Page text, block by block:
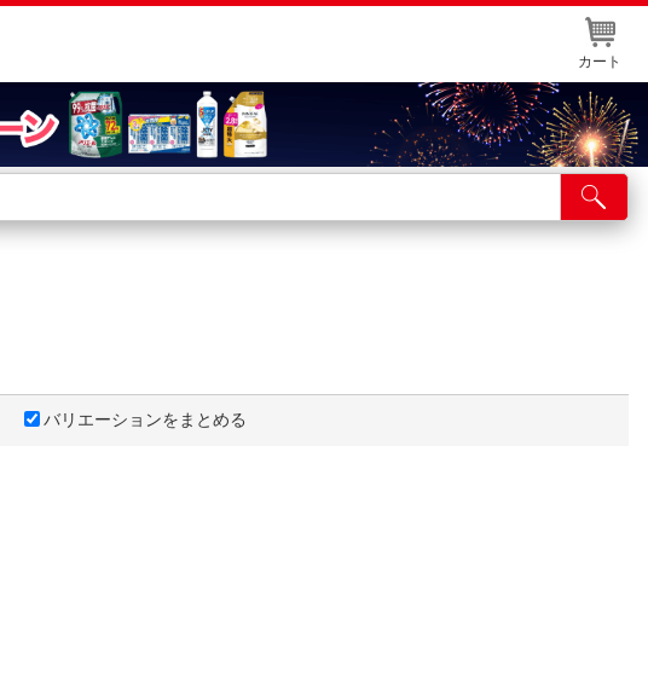
カート
お取り寄せ品入荷状況照会
バリエーションをまとめる